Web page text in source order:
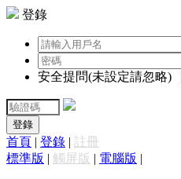
登錄
安全提問(未設定請忽略)
登錄
首頁 | 登錄 | 註冊
標準版 | 觸屏版 | 電腦版 |